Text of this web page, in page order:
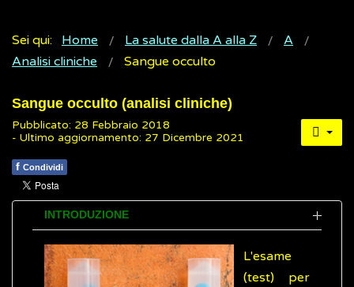
Sei qui: Home La salute dalla A alla Z
A
Analisi cliniche
Sangue occulto
Sangue occulto (analisi cliniche)
Pubblicato: 28 Febbraio 2018
- Ultimo aggiornamento: 27 Dicembre 2021
f Condividi
INTRODUZIONE
L'esame
(test) per